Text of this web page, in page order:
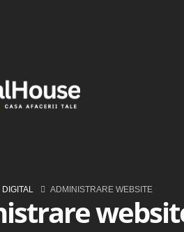
ADMINISTRARE WEBSITE